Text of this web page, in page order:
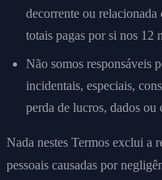
decorrente ou relacionada
totais pagas por si nos 12
Não somos responsáveis
incidentais, especiais,
perda de lucros, dados
Nada nestes Termos exclui a
pessoais causadas por